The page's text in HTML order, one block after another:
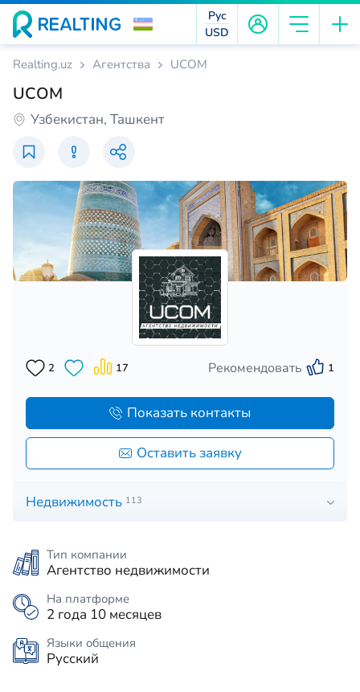
Рус
USD
Realting.uz Агентства UCOM
UCOM
Узбекистан, Ташкент
2 17 Рекомендовать 1
Оставить заявку
Показать контакты
Недвижимость 113
Тип компании
Агентство недвижимости
На платформе
2 года 10 месяцев
Языки общения
Русский